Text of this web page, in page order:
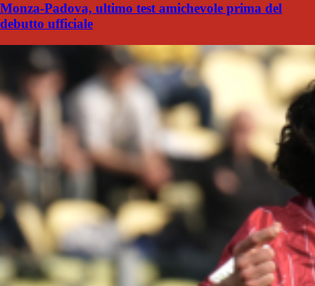
Monza-Padova, ultimo test amichevole prima del
debutto ufficiale